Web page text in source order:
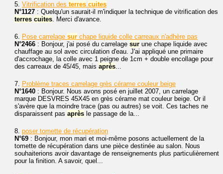
5. Vitrification des terres cuites
N°1127 : Quelqu'un saurait-il m'indiquer la technique de vitrification des
terres cuites. Merci d'avance.
6. Pose carrelage sur chape liquide colle carreaux n'adhère pas
N°2466 : Bonjour, j'ai posé du carrelage sur une chape liquide avec
chauffage au sol avec circulation d'eau. J'ai appliqué une primaire
d'accrochage, la colle avec 1 peigne de 1cm + double encollage pour
des carreaux de 45/45, mais après...
7. Problème traces carrelage grès cérame couleur beige
N°1640 : Bonjour. Nous avons posé en juillet 2007, un carrelage
marque DESVRES 45X45 en grès cérame mat couleur beige. Or il
s'avère que la moindre trace (pas ou autres) se voit. Ces taches ne
disparaissent pas après le passage de la...
8. poser tomette de récupération
N°69 : Bonjour, mon mari et moi-même posons actuellement de la
tomette de récupération dans une pièce destinée au salon. Nous
souhaiterions avoir davantage de renseignements plus particulièrement
pour la finition. A savoir, quel...